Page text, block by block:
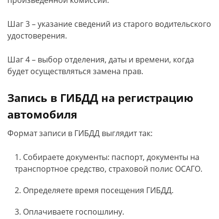
Шаг 3 – указание сведений из старого водительского
удостоверения.
Шаг 4 – выбор отделения, даты и времени, когда
будет осуществляться замена прав.
Запись в ГИБДД на регистрацию
автомобиля
Формат записи в ГИБДД выглядит так:
Собираете документы: паспорт, документы на
транспортное средство, страховой полис ОСАГО.
Определяете время посещения ГИБДД.
Оплачиваете госпошлину.